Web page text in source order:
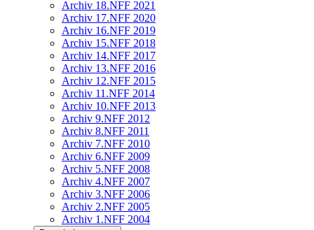
Archiv 18.NFF 2021
Archiv 17.NFF 2020
Archiv 16.NFF 2019
Archiv 15.NFF 2018
Archiv 14.NFF 2017
Archiv 13.NFF 2016
Archiv 12.NFF 2015
Archiv 11.NFF 2014
Archiv 10.NFF 2013
Archiv 9.NFF 2012
Archiv 8.NFF 2011
Archiv 7.NFF 2010
Archiv 6.NFF 2009
Archiv 5.NFF 2008
Archiv 4.NFF 2007
Archiv 3.NFF 2006
Archiv 2.NFF 2005
Archiv 1.NFF 2004